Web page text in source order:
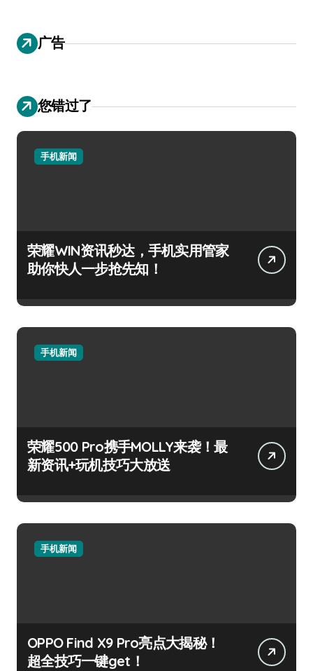
广告
您错过了
手机新闻
荣耀WIN资讯秒达，手机实用管家
助你快人一步抢先知！
手机新闻
荣耀500 Pro携手MOLLY来袭！最
新资讯+玩机技巧大放送
手机新闻
OPPO Find X9 Pro亮点大揭秘！
超全技巧一键get！